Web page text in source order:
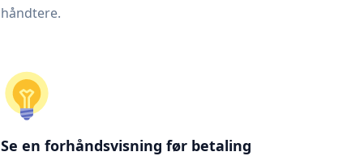
håndtere.
Se en forhåndsvisning før betaling